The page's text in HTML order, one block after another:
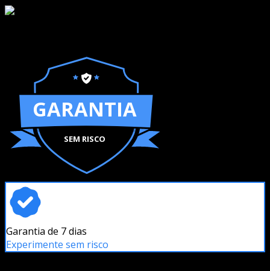
GARANTIA
SEM RISCO
Garantia de 7 dias
Experimente sem risco